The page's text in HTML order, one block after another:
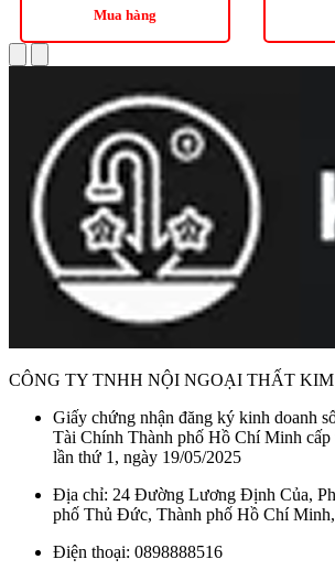
Mua hàng
CÔNG TY TNHH NỘI NGOẠI THẤT
Giấy chứng nhận đăng ký kinh doanh
Tài Chính Thành phố Hồ Chí Minh cấp
lần thứ 1, ngày 19/05/2025
Địa chỉ: 24 Đường Lương Định Của,
phố Thủ Đức, Thành phố Hồ Chí
Điện thoại: 0898888516